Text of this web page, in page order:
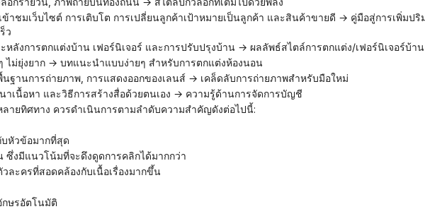
ว
หลังการตกแต่งบ้าน เฟอร์นิเจอร์ และการปรับปรุงบ้าน → ผลลัพธ์สไตล์การตกแต่ง/เฟอร์นิเจอร์บ้าน
ไม่ยุ่งยาก → บทแนะนำแบบง่ายๆ สำหรับการตกแต่งห้องนอน
ฐานการถ่ายภาพ, การแสดงออกของเลนส์ → เคล็ดลับการถ่ายภาพสำหรับมือใหม่
เนื้อหา และวิธีการสร้างสื่อด้วยตนเอง → ความรู้ด้านการจัดการบัญชี
ายทิศทาง ควรดำเนินการตามลำดับความสำคัญดังต่อไปนี้:
หัวข้อมากที่สุด
ซึ่งมีแนวโน้มที่จะดึงดูดการคลิกได้มากกว่า
ละครที่สอดคล้องกับเนื้อเรื่องมากขึ้น
ษรอัตโนมัติ